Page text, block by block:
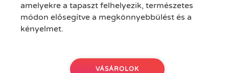
amelyekre a tapaszt felhelyezik, természetes
módon elősegítve a megkönnyebbülést és a
kényelmet.
VÁSÁROLOK